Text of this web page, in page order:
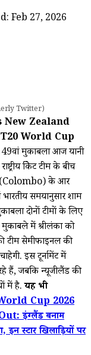
Feb 27, 2026
Twitter)
Zealand
World Cup
मुकाबला आज यानी
क्रिकेट टीम के बीच
(Colombo) के आर
समयानुसार शाम
दोनों टीमों के लिए
में श्रीलंका को
टीम सेमीफाइनल की
इस टूर्नामेंट में
हैं, जबकि न्यूजीलैंड की
में है.यह भी
Cup 2026
इंग्लैंड बनाम
स्टार खिलाड़ियों पर